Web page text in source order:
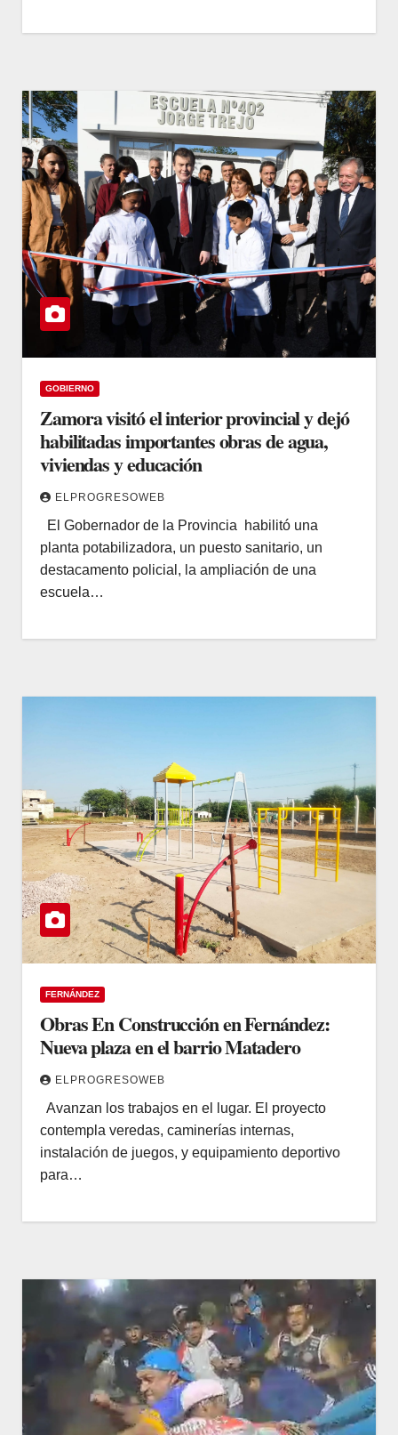
GOBIERNO
Zamora visitó el interior provincial y dejó
habilitadas importantes obras de agua,
viviendas y educación
ELPROGRESOWEB
El Gobernador de la Provincia habilitó una
planta potabilizadora, un puesto sanitario, un
destacamento policial, la ampliación de una
escuela…
FERNÁNDEZ
Obras En Construcción en Fernández:
Nueva plaza en el barrio Matadero
ELPROGRESOWEB
Avanzan los trabajos en el lugar. El proyecto
contempla veredas, caminerías internas,
instalación de juegos, y equipamiento deportivo
para…